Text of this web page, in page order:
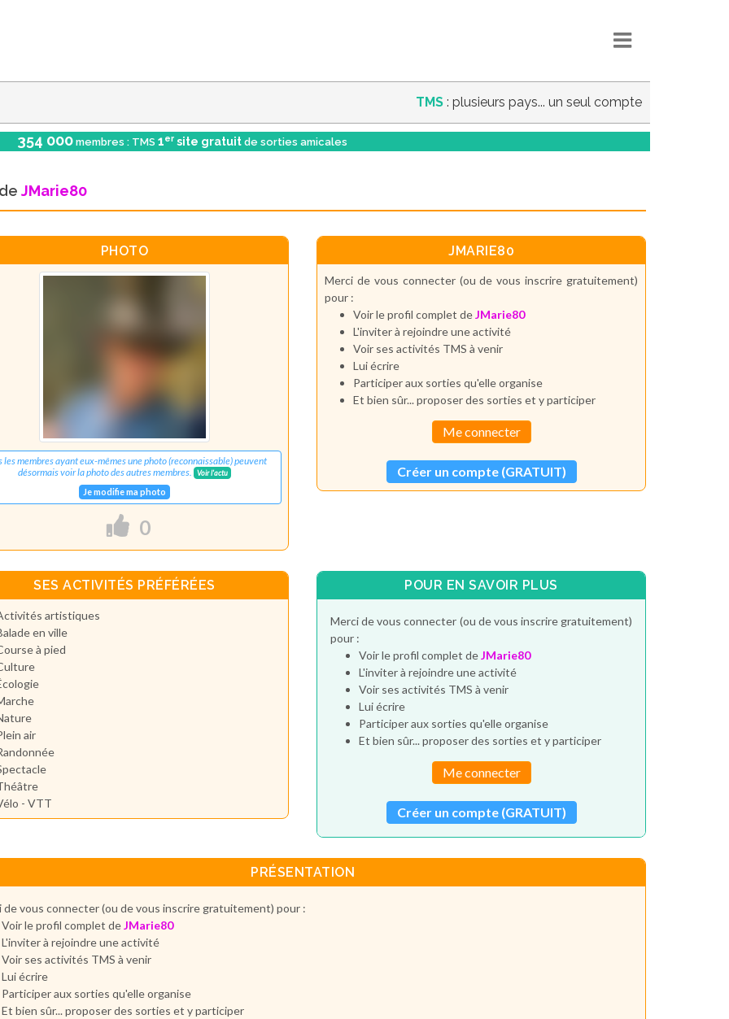
TMS : plusieurs pays... un seul compte
354 000 membres : TMS 1er site gratuit de sorties amicales
JMarie80
PHOTO
les membres ayant eux-mêmes une photo (reconnaissable) peuvent
désormais voir la photo des autres membres.
Voir l'actu
Je modifie ma photo
0
JMARIE80
Merci de vous connecter (ou de vous inscrire gratuitement)
pour :
Voir le profil complet deJMarie80
L'inviter à rejoindre une activité
Voir ses activités TMS à venir
Lui écrire
Participer aux sorties qu'elle organise
Et bien sûr... proposer des sorties et y participer
Me connecter
Créer un compte (GRATUIT)
SES ACTIVITÉS PRÉFÉRÉES
artistiques
en ville
à pied
air
- VTT
POUR EN SAVOIR PLUS
Merci de vous connecter (ou de vous inscrire gratuitement)
pour :
Voir le profil complet deJMarie80
L'inviter à rejoindre une activité
Voir ses activités TMS à venir
Lui écrire
Participer aux sorties qu'elle organise
Et bien sûr... proposer des sorties et y participer
Me connecter
Créer un compte (GRATUIT)
PRÉSENTATION
de vous connecter (ou de vous inscrire gratuitement) pour :
Voir le profil complet deJMarie80
L'inviter à rejoindre une activité
Voir ses activités TMS à venir
Lui écrire
Participer aux sorties qu'elle organise
Et bien sûr... proposer des sorties et y participer